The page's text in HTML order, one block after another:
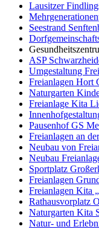
Lausitzer
Seestrand
ASP
Umgestaltung
Freianlagen Hort
Naturgarten
Freianlage Kita
Pausenhof GS
Freianlagen an
Neubau von
Neubau
Sportplatz
Freianlagen
Freianlagen Kita
Rathausvorplatz
Naturgarten Kita
Natur- und